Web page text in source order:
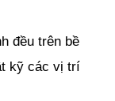
đều trên bề
kỹ các vị trí